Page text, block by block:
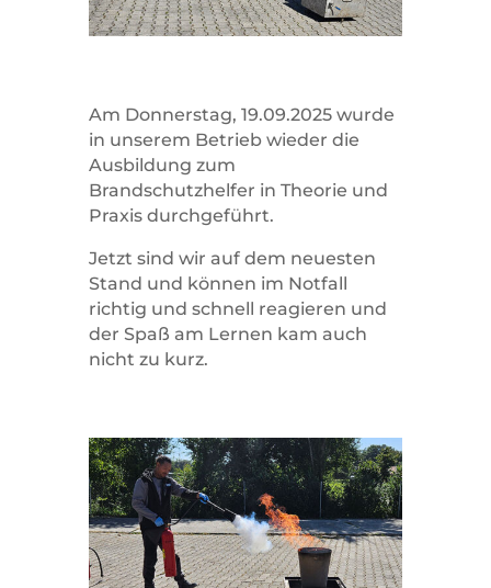
Am Donnerstag, 19.09.2025 wurde
in unserem Betrieb wieder die
Ausbildung zum
Brandschutzhelfer in Theorie und
Praxis durchgeführt.
Jetzt sind wir auf dem neuesten
Stand und können im Notfall
richtig und schnell reagieren und
der Spaß am Lernen kam auch
nicht zu kurz.